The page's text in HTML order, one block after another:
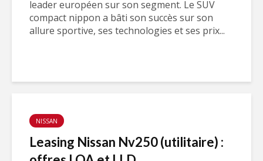
leader européen sur son segment. Le SUV
compact nippon a bâti son succès sur son
allure sportive, ses technologies et ses prix...
NISSAN
Leasing Nissan Nv250 (utilitaire) :